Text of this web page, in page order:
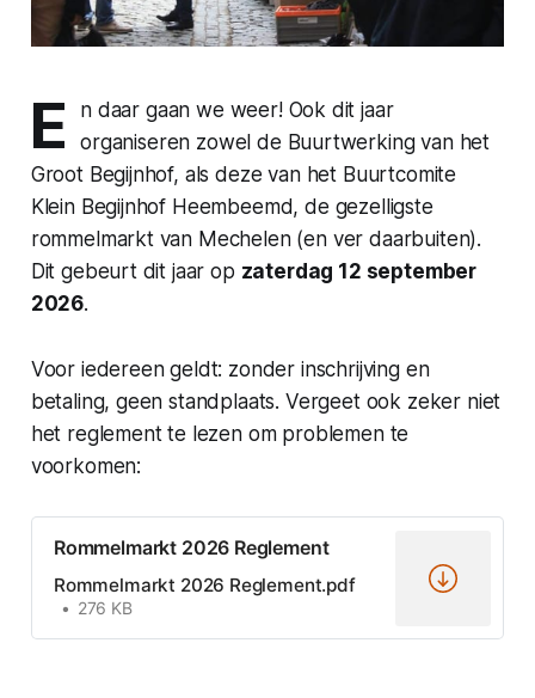
E
n daar gaan we weer! Ook dit jaar
organiseren zowel de Buurtwerking van het
Groot Begijnhof, als deze van het Buurtcomite
Klein Begijnhof Heembeemd, de gezelligste
rommelmarkt van Mechelen (en ver daarbuiten).
Dit gebeurt dit jaar op zaterdag 12 september
2026.
Voor iedereen geldt: zonder inschrijving en
betaling, geen standplaats. Vergeet ook zeker niet
het reglement te lezen om problemen te
voorkomen:
Rommelmarkt 2026 Reglement
Rommelmarkt 2026 Reglement.pdf
276 KB